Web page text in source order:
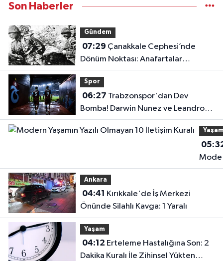
Son Haberler
Gündem
07:29
Dönüm Noktası: Anafartalar
Zaferi’nin 111. Yıl Dönümü!
Spor
06:27
Bomba! Darwin Nunez ve Leandro
Paredes Hamlesi!
Ankara
04:41
Önünde Silahlı Kavga: 1 Yaralı
Yaşam
04:12
Dakika Kuralı İle Zihinsel Yükten